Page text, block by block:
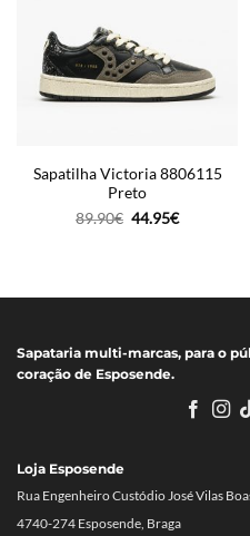
Sapatilha Victoria 8806115
Preto
89.90€ O
44.95€O
Sapataria multi-marcas, para o
coração de Esposende.
Loja Esposende
Rua Engenheiro Custódio José Vilas
4740-274 Esposende, Braga